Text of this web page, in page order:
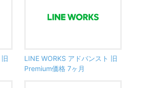
LINE WORKS アドバンスト 旧
Premium価格 7ヶ月